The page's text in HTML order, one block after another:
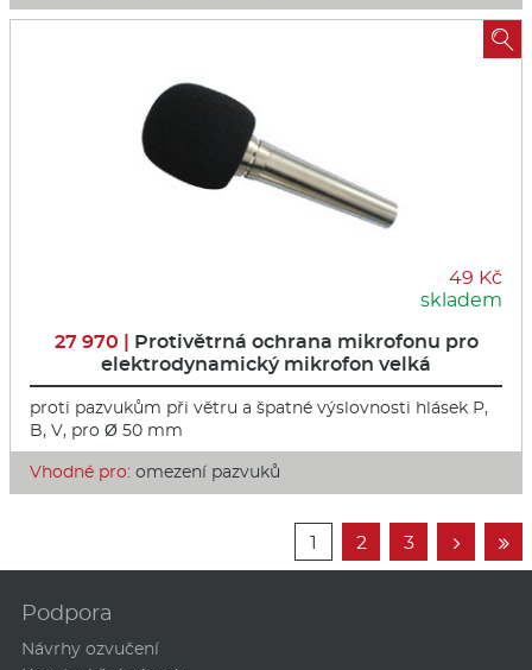
49 Kč
skladem
27 970 | Protivětrná ochrana mikrofonu pro
elektrodynamický mikrofon velká
proti pazvukům při větru a špatné výslovnosti hlásek P,
B, V, pro Ø 50 mm
Vhodné pro: omezení pazvuků

1 2 3  
Podpora
Návrhy ozvučení